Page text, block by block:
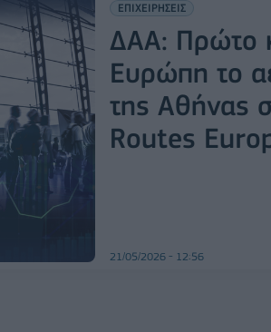
ΕΠΙΧΕΙΡΗΣΕΙΣ
ΔΑΑ: Πρώτο
Ευρώπη το
της Αθήνας
Routes
21/05/2026 - 12:56